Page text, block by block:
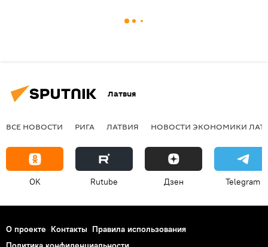
Латвия
ВСЕ НОВОСТИ РИГА ЛАТВИЯ НОВОСТИ ЭКОНОМИКИ
OK Rutube Дзен Telegram
О проекте Контакты Правила использования